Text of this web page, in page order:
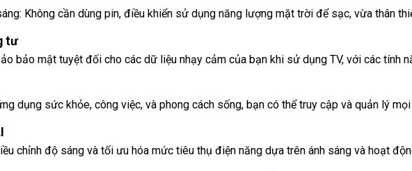
Không cần dùng pin, điều khiển sử dụng năng lượng mặt trời để sạc, vừa thân
tư
bảo mật tuyệt đối cho các dữ liệu nhạy cảm của bạn khi sử dụng TV, với các tính
dụng sức khỏe, công việc, và phong cách sống, bạn có thể truy cập và quản lý
chỉnh độ sáng và tối ưu hóa mức tiêu thụ điện năng dựa trên ánh sáng và hoạt